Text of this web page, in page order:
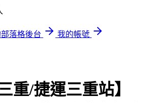
落格後台
我的帳號
重/捷運三重站】